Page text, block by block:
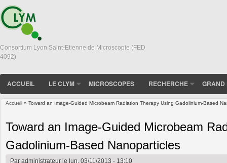
Consortium Lyon Saint-Etienne de Microscopie (FED
4092)
ACCUEIL LE CLYM MICROSCOPES RECHERCHE GRAND
Accueil » Toward an Image-Guided Microbeam Radiation Therapy Using Gadolinium-Based
Toward an Image-Guided Microbeam
Gadolinium-Based Nanoparticles
Paradministrateurle lun, 03/11/2013 - 13:10